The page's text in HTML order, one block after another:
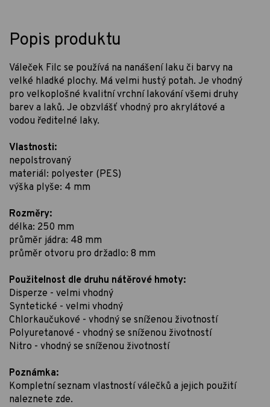
Popis produktu
Váleček Filc se používá na nanášení laku či barvy na
velké hladké plochy. Má velmi hustý potah. Je vhodný
pro velkoplošné kvalitní vrchní lakování všemi druhy
barev a laků. Je obzvlášť vhodný pro akrylátové a
vodou ředitelné laky.
Vlastnosti:
nepolstrovaný
materiál: polyester (PES)
výška plyše: 4 mm
Rozměry:
délka: 250 mm
průměr jádra: 48 mm
průměr otvoru pro držadlo: 8 mm
Použitelnost dle druhu nátěrové hmoty:
Disperze - velmi vhodný
Syntetické - velmi vhodný
Chlorkaučukové - vhodný se sníženou životností
Polyuretanové - vhodný se sníženou životností
Nitro - vhodný se sníženou životností
Poznámka:
Kompletní seznam vlastností válečků a jejich použití
naleznete zde.